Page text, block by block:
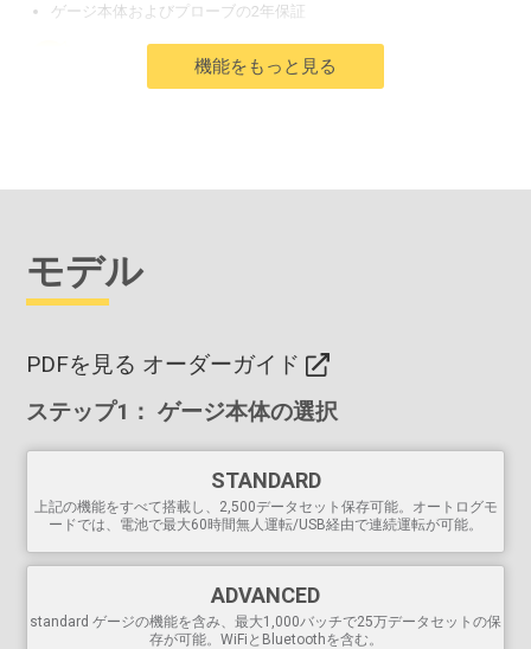
ゲージ本体およびプローブの2年保証
アキュレイト
高速応答の高精度センサーが正確で再現性の高い読み取りを実現
新型相対湿度および表面温度センサーは、従来モデルの半分の時
定を識別します。
NISTへのトレーサビリティを示す校正証明書付属
パワフル
スクリーンイメージを保存します。
PC 簡単・高速接続。USBケーブル付属。
PosiSoft USBドライブに保存された読み取り値やグラフ
データ閲覧・報告用ソフトウェア一式を
ウェブ経由のソフトウェアアップデートにより
機能をもっと見る
モデル
PDFを見る オーダーガイド
ステップ1： ゲージ本体の選択
STANDARD
上記の機能をすべて搭載し、2,500データセット保存可能。オートログモ
ードでは、電池で最大60時間無人運転/USB経由で連続運転が可能。
ADVANCED
standard ゲージの機能を含み、最大1,000バッチで25万データセットの保
存が可能。WiFiとBluetoothを含む。